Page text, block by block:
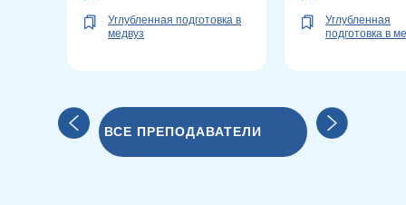
Углубленная
подготовка в
Углубленная подготовка в
медвуз
ВСЕ ПРЕПОДАВАТЕЛИ